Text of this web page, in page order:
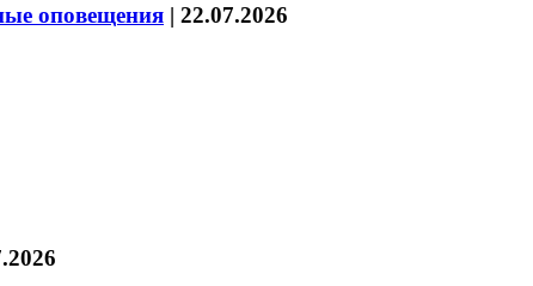
оповещения | 22.07.2026